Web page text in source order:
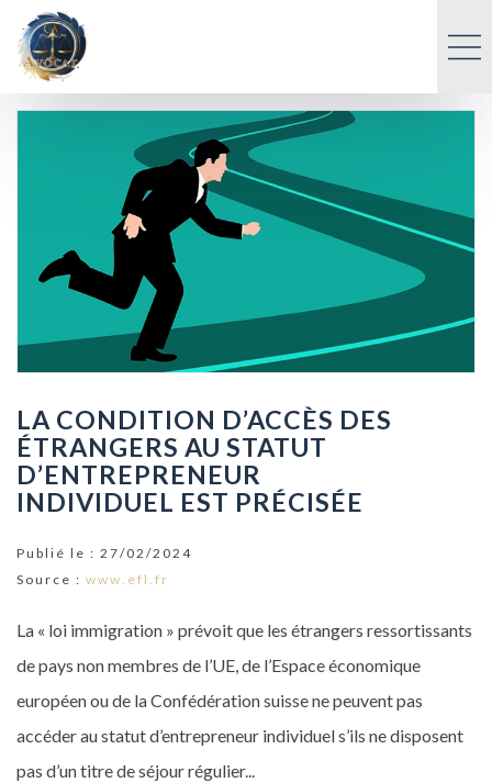
LA CONDITION D’ACCÈS DES
ÉTRANGERS AU STATUT
D’ENTREPRENEUR
INDIVIDUEL EST PRÉCISÉE
Publié le : 27/02/2024
Source : www.efl.fr
La « loi immigration » prévoit que les étrangers ressortissants
de pays non membres de l’UE, de l’Espace économique
européen ou de la Confédération suisse ne peuvent pas
accéder au statut d’entrepreneur individuel s’ils ne disposent
pas d’un titre de séjour régulier...